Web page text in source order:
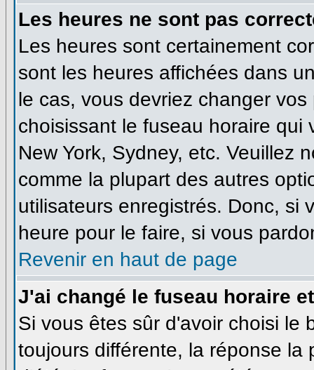
Les heures ne sont pas
Les heures sont certainement
sont les heures affichées dans
le cas, vous devriez changer
choisissant le fuseau horaire
New York, Sydney, etc. Veuillez
comme la plupart des autres
utilisateurs enregistrés. Donc, si
heure pour le faire, si vous
Revenir en haut de page
J'ai changé le fuseau horaire
Si vous êtes sûr d'avoir choisi le
toujours différente, la réponse la